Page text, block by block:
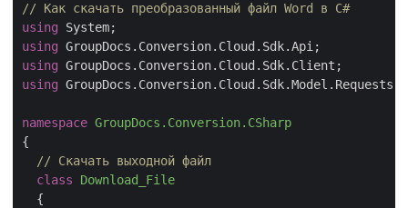
// Как скачать преобразованный файл Word в C#
using
using
using
using GroupDocs.Conversion.Cloud.Sdk.Model.Requests;
namespace GroupDocs.Conversion.CSharp
{
// Скачать выходной файл
class
Download_File
  {